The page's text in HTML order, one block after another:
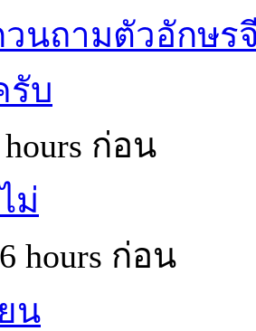
นถามตัวอักษร
รับ
ก่อน
ม่
hours ก่อน
น